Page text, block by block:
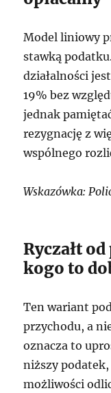
Model liniowy
stawką
działalności
19% bez
jednak
rezygnację z
wspólnego
Wskazówka:
Ryczałt
kogo to
Ten wariant
przychodu, a
oznacza to
niższy
możliwości